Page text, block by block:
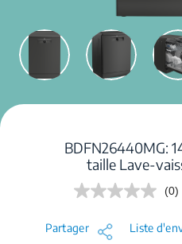
BDFN26440MG:
taille Lave-
de
(0)
Partager Liste